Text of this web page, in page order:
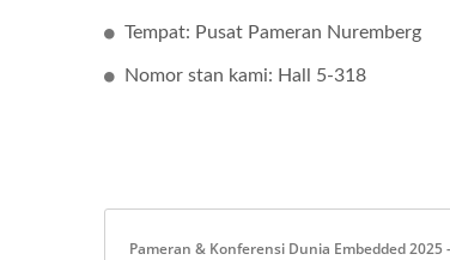
Tempat: Pusat Pameran Nuremberg
Nomor stan kami: Hall 5-318
Pameran & Konferensi Dunia Embedded 2025